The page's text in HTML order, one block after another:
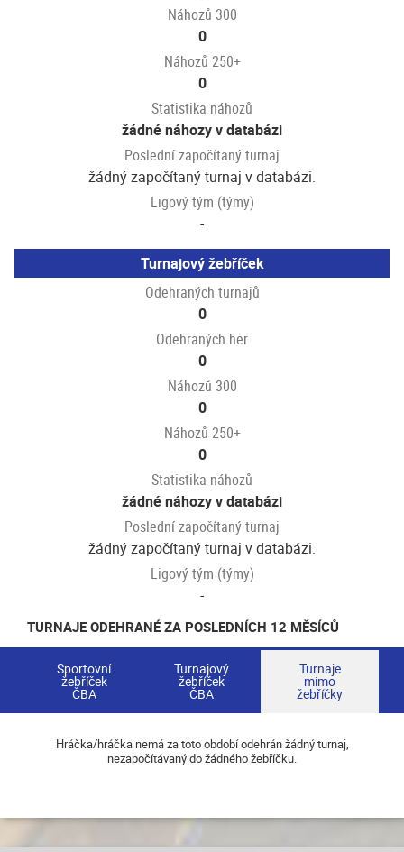
Náhozů 300
0
Náhozů 250+
0
Statistika náhozů
žádné náhozy v databázi
Poslední započítaný turnaj
žádný započítaný turnaj v databázi.
Ligový tým (týmy)
-
Turnajový žebříček
Odehraných turnajů
0
Odehraných her
0
Náhozů 300
0
Náhozů 250+
0
Statistika náhozů
žádné náhozy v databázi
Poslední započítaný turnaj
žádný započítaný turnaj v databázi.
Ligový tým (týmy)
-
TURNAJE ODEHRANÉ ZA POSLEDNÍCH 12 MĚSÍCŮ
Sportovní
žebříček
ČBA
Turnajový
žebříček
ČBA
Turnaje
mimo
žebříčky
Hráčka/hráčka nemá za toto období odehrán žádný turnaj,
nezapočítávaný do žádného žebříčku.